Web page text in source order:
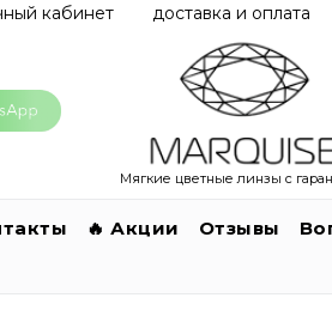
кабинет доставка и оплата
Мягкие цветные линзы с
🔥 Акции Отзывы